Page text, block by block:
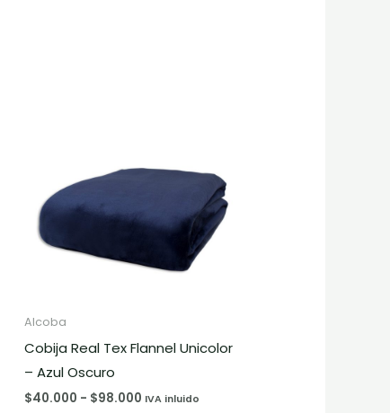
Alcoba
Cobija Real Tex Flannel Unicolor
– Azul Oscuro
$40.000 - $98.000 IVA inluido